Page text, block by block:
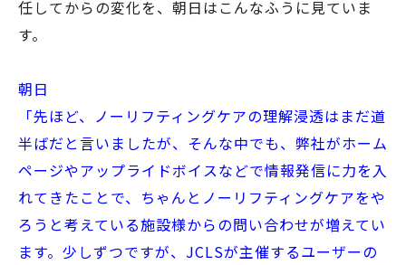
任してからの変化を、朝日はこんなふうに見ていま
す。
朝日
「先ほど、ノーリフティングケアの理解浸透はまだ道
半ばだと言いましたが、そんな中でも、弊社がホーム
ページやアップライドボイスなどで情報発信に力を入
れてきたことで、ちゃんとノーリフティングケアをや
ろうと考えている施設様からの問い合わせが増えてい
ます。少しずつですが、JCLSが主催するユーザーの